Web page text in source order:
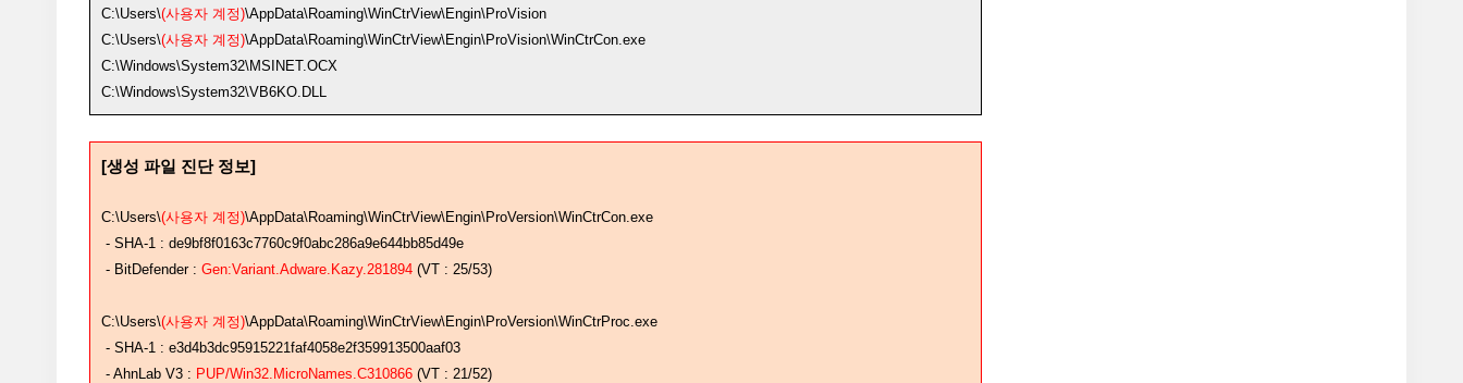
C:\Users\(사용자 계정)\AppData\Roaming\WinCtrView\Engin\ProVision
C:\Users\(사용자 계정)\AppData\Roaming\WinCtrView\Engin\ProVision\WinCtrCon.exe
C:\Windows\System32\MSINET.OCX
C:\Windows\System32\VB6KO.DLL
[생성 파일 진단 정보]
C:\Users\(사용자 계정)\AppData\Roaming\WinCtrView\Engin\ProVersion\WinCtrCon.exe
- SHA-1 : de9bf8f0163c7760c9f0abc286a9e644bb85d49e
- BitDefender : Gen:Variant.Adware.Kazy.281894 (VT : 25/53)
C:\Users\(사용자 계정)\AppData\Roaming\WinCtrView\Engin\ProVersion\WinCtrProc.exe
- SHA-1 : e3d4b3dc95915221faf4058e2f359913500aaf03
- AhnLab V3 : PUP/Win32.MicroNames.C310866 (VT : 21/52)